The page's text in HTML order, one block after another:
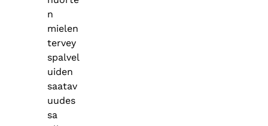
n
mielen
tervey
spalvel
uiden
saatav
uudes
sa